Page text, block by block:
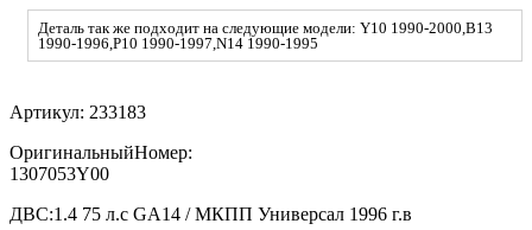
Деталь так же подходит на следующие модели: Y10 1990-2000,B13
1990-1996,P10 1990-1997,N14 1990-1995
Артикул: 233183
ОригинальныйНомер:
1307053Y00
ДВС:1.4 75 л.с GA14 / МКПП Универсал 1996 г.в